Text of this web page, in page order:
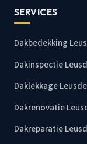
SERVICES
Dakbedekking
Dakinspectie
Daklekkage
Dakrenovatie
Dakreparatie